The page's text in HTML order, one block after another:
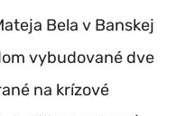
Bela v Banskej
vybudované dve
na krízové